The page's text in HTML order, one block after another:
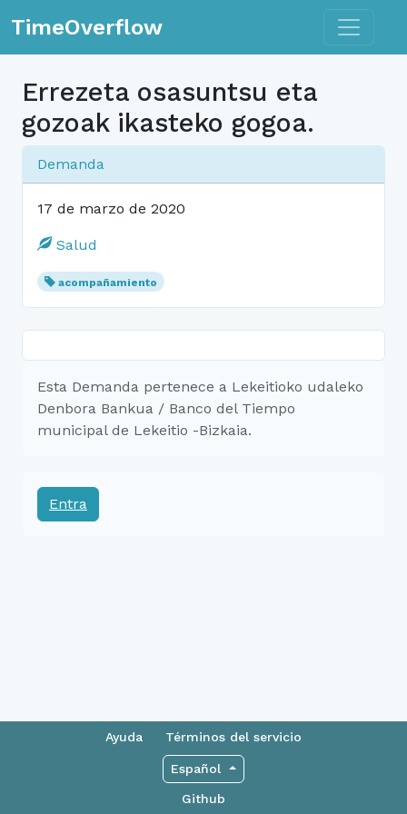
TimeOverflow Toggle
Errezeta osasuntsu eta
gozoak ikasteko gogoa.
Demanda
17 de marzo de 2020
Salud
acompañamiento
Esta Demanda pertenece a Lekeitioko udaleko
Denbora Bankua / Banco del Tiempo
municipal de Lekeitio -Bizkaia.
Entra
Ayuda Términos del servicio
Español
Github